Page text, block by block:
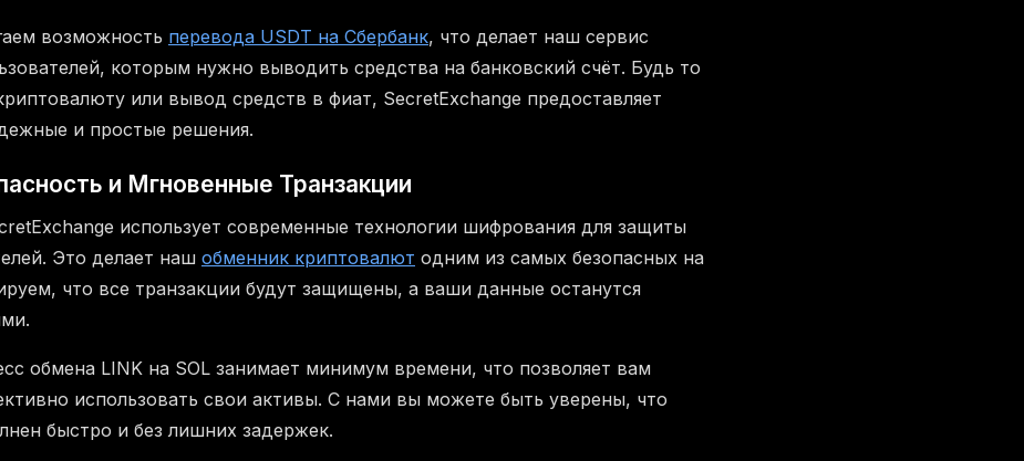
возможность перевода USDT на Сбербанк, что делает наш сервис
которым нужно выводить средства на банковский счёт. Будь то
или вывод средств в фиат, SecretExchange предоставляет
и простые решения.
и Мгновенные Транзакции
использует современные технологии шифрования для защиты
Это делает наш обменник криптовалют одним из самых безопасных на
что все транзакции будут защищены, а ваши данные останутся
обмена LINK на SOL занимает минимум времени, что позволяет вам
использовать свои активы. С нами вы можете быть уверены, что
быстро и без лишних задержек.